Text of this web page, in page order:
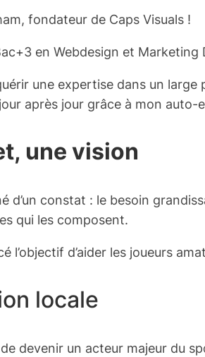
fondateur de Caps Visuals !
en Webdesign et
une expertise dans un
après jour grâce à mon auto-
une vision
d’un constat : le besoin
qui les composent.
l’objectif d’aider les joueurs
locale
de devenir un acteur majeur du